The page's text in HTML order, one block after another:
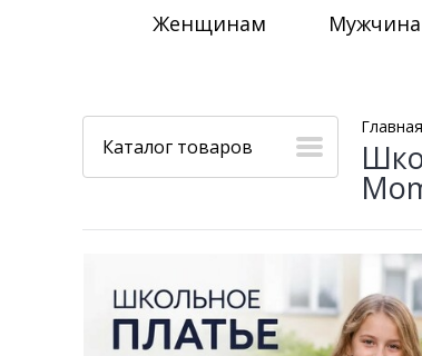
Женщинам
Каталог товаров
Главная